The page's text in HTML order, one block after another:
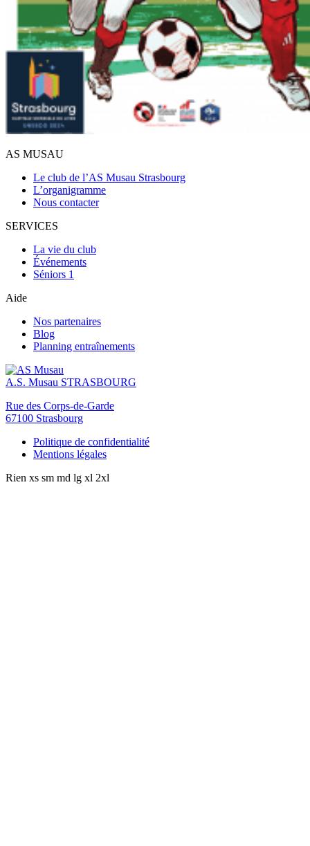
AS MUSAU
Le club de l’AS Musau Strasbourg
L’organigramme
Nous contacter
SERVICES
La vie du club
Événements
Séniors 1
Aide
Nos partenaires
Blog
Planning entraînements
A.S. Musau STRASBOURG
Rue des Corps-de-Garde
67100 Strasbourg
Politique de confidentialité
Mentions légales
Rien xs sm md lg xl 2xl